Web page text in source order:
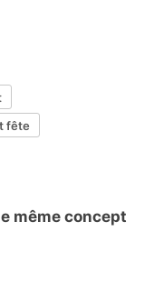
fête
même concept